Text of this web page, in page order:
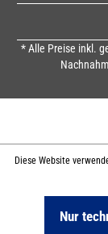
* Alle Preise inkl.
Diese Website
Nur